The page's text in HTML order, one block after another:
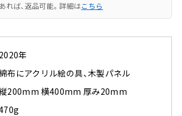
ば、返品可能。詳細はこちら
2020年
布にアクリル絵の具、木製パネル
200mm 横400mm 厚み20mm